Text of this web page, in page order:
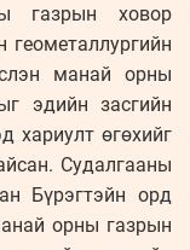
газрын ховор
манай орны
эдийн засгийн
хариулт өгөхийг
Судалгааны
Бүрэгтэйн орд
орны газрын